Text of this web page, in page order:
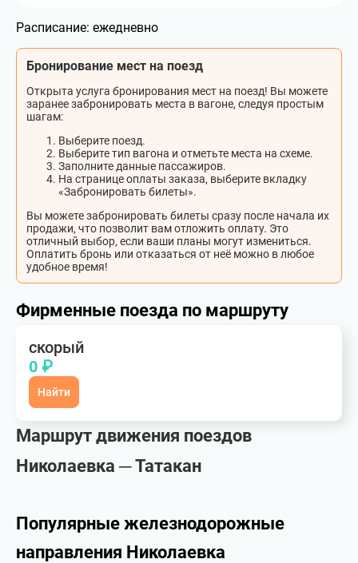
Расписание: ежедневно
Бронирование мест на поезд
Открыта услуга бронирования мест на поезд! Вы можете
заранее забронировать места в вагоне, следуя простым
шагам:
Выберите поезд.
Выберите тип вагона и отметьте места на схеме.
Заполните данные пассажиров.
На странице оплаты заказа, выберите вкладку
«Забронировать билеты».
Вы можете забронировать билеты сразу после начала их
продажи, что позволит вам отложить оплату. Это
отличный выбор, если ваши планы могут измениться.
Оплатить бронь или отказаться от неё можно в любое
удобное время!
Фирменные поезда по маршруту
скорый
0 ₽
Найти
Маршрут движения поездов
Николаевка ─ Татакан
Популярные железнодорожные
направления Николаевка